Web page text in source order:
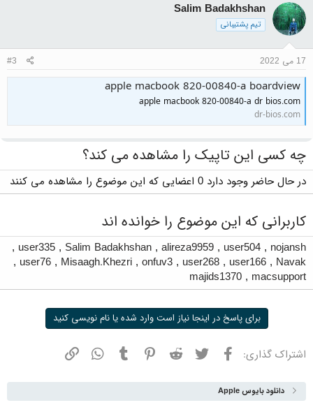
Salim Badakhshan
تیم پشتیبانی
17 می 2022 #3
apple macbook 820-00840-a boardview
apple macbook 820-00840-a dr bios.com
dr-bios.com
چه کسی این تاپیک را مشاهده می کند؟
در حال حاضر وجود دارد 0 اعضایی که این موضوع را مشاهده می کنند
کاربرانی که این موضوع را خوانده اند
nojansh
,
user504
,
alireza9959
,
Salim Badakhshan
,
user335
,
Navak
,
user166
,
user268
,
onfuv3
,
Misaagh.Khezri
,
user76
,
macsupport
,
majids1370
برای پاسخ در اینجا نیاز است وارد شده یا نام نویسی کنید
اشتراک گذاری: فیسبوک توییتر ردیت پینترستتامبلر واتسپ
دانلود بایوس Apple